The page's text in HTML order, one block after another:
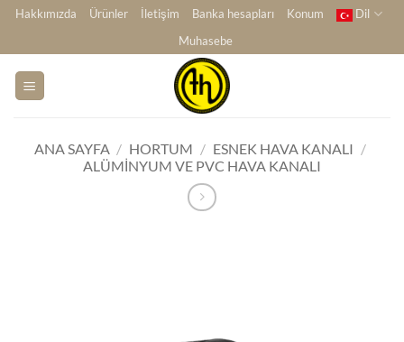
İçeriğe
Hakkımızda Ürünler İletişim Banka hesapları Konum
Dil
Muhasebe
ANA SAYFA / HORTUM / ESNEK HAVA KANALI /
ALÜMINYUM VE PVC HAVA KANALI